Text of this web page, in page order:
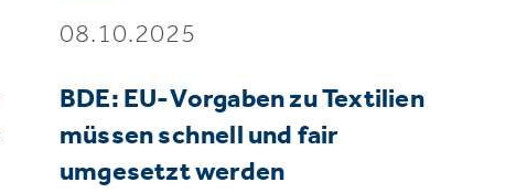
08.10.2025
BDE: EU-Vorgaben zu Textilien
müssen schnell und fair
umgesetzt werden